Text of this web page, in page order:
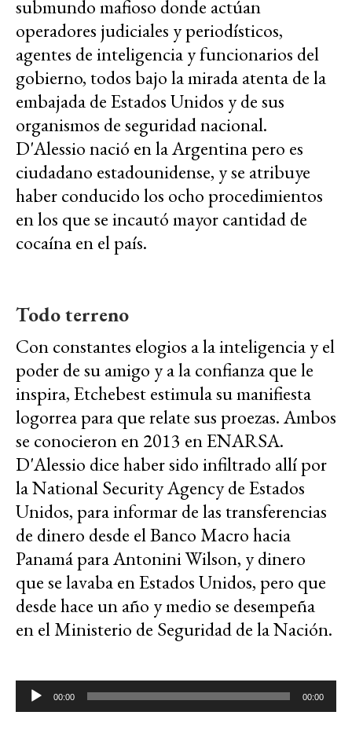
submundo mafioso donde actúan
operadores judiciales y periodísticos,
agentes de inteligencia y funcionarios del
gobierno, todos bajo la mirada atenta de la
embajada de Estados Unidos y de sus
organismos de seguridad nacional.
D'Alessio nació en la Argentina pero es
ciudadano estadounidense, y se atribuye
haber conducido los ocho procedimientos
en los que se incautó mayor cantidad de
cocaína en el país.
Todo terreno
Con constantes elogios a la inteligencia y el
poder de su amigo y a la confianza que le
inspira, Etchebest estimula su manifiesta
logorrea para que relate sus proezas. Ambos
se conocieron en 2013 en ENARSA.
D'Alessio dice haber sido infiltrado allí por
la National Security Agency de Estados
Unidos, para informar de las transferencias
de dinero desde el Banco Macro hacia
Panamá para Antonini Wilson, y dinero
que se lavaba en Estados Unidos, pero que
desde hace un año y medio se desempeña
en el Ministerio de Seguridad de la Nación.
Reproductor
de
00:00 00:00